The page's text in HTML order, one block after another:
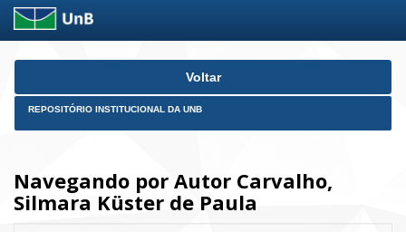
Skip
Voltar
REPOSITÓRIO INSTITUCIONAL DA UNB
Navegando por Autor Carvalho,
Silmara Küster de Paula